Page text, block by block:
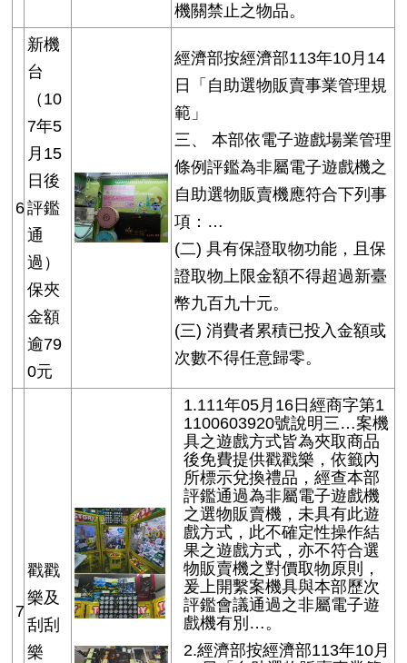
機關禁止之物品。
6
新機
台
（10
7年5
月15
日後
評鑑
通
過）
保夾
金額
逾79
0元
經濟部按經濟部113年10月14
日「自助選物販賣事業管理規
範」
三、 本部依電子遊戲場業管理
條例評鑑為非屬電子遊戲機之
自助選物販賣機應符合下列事
項：…
(二) 具有保證取物功能，且保
證取物上限金額不得超過新臺
幣九百九十元。
(三) 消費者累積已投入金額或
次數不得任意歸零。
7
戳戳
樂及
刮刮
樂
1.111年05月16日經商字第1
1100603920號說明三…案機
具之遊戲方式皆為夾取商品
後免費提供戳戳樂，依籤內
所標示兌換禮品，經查本部
評鑑通過為非屬電子遊戲機
之選物販賣機，未具有此遊
戲方式，此不確定性操作結
果之遊戲方式，亦不符合選
物販賣機之對價取物原則，
爰上開繫案機具與本部歷次
評鑑會議通過之非屬電子遊
戲機有別…。
2.經濟部按經濟部113年10月